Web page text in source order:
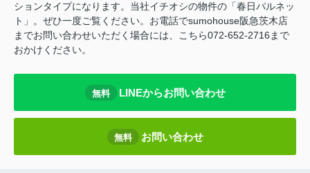
ションタイプになります。当社イチオシの物件の「春日パルネッ
ト」。ぜひ一度ご覧ください。お電話でsumohouse阪急茨木店
までお問い合わせいただく場合には、こちら072-652-2716まで
おかけください。
無料 LINEからお問い合わせ
無料 お問い合わせ